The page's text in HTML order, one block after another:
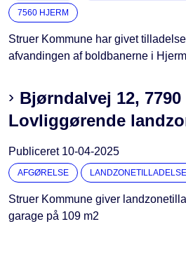
7560 HJERM
Struer Kommune har givet
afvandingen af boldbanerne i
Bjørndalvej 12, 7790
Lovliggørende
Publiceret 10-04-2025
AFGØRELSE
Struer Kommune giver
garage på 109 m2